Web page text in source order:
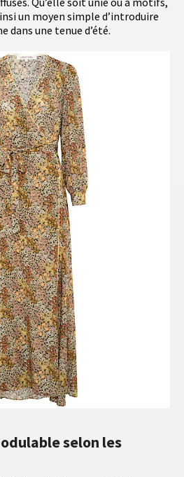
un moyen simple d’introduire
dans une tenue d’été.
selon les